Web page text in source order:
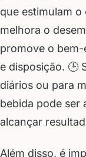
que estimulam o
melhora o
promove o
e disposição. 🕒
diários ou para
bebida pode ser
alcançar
Além disso, é